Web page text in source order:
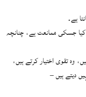
ہے۔
جسکی ممانعت ہے، چنانچہ
وہ تقوی اختیار کرتے ہیں،
دیتے ہیں –